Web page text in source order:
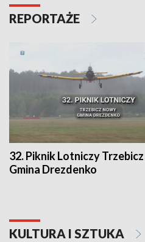
REPORTAŻE
32. Piknik Lotniczy
Gmina Drezdenko
KULTURA I SZTUKA